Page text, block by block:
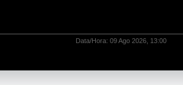
Data/Hora: 09 Ago 2026, 13:00